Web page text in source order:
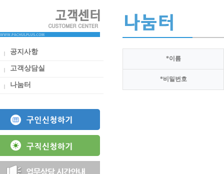
공지사항
고객상담실
나눔터
*이름
*비밀번호